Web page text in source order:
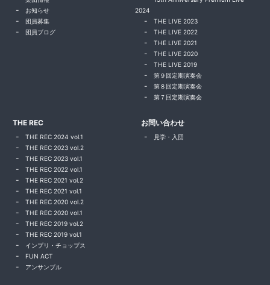
お知らせ
団員募集
団員ブログ
2024
THE LIVE 2023
THE LIVE 2022
THE LIVE 2021
THE LIVE 2020
THE LIVE 2019
第９回定期演奏会
第８回定期演奏会
第７回定期演奏会
THE REC
THE REC 2024 vol.1
THE REC 2023 vol.2
THE REC 2023 vol.1
THE REC 2022 vol.1
THE REC 2021 vol.2
THE REC 2021 vol.1
THE REC 2020 vol.2
THE REC 2020 vol.1
THE REC 2019 vol.2
THE REC 2019 vol.1
インプリ・チョップス
FUN ACT
アンサンブル
お問い合わせ
見学・入団